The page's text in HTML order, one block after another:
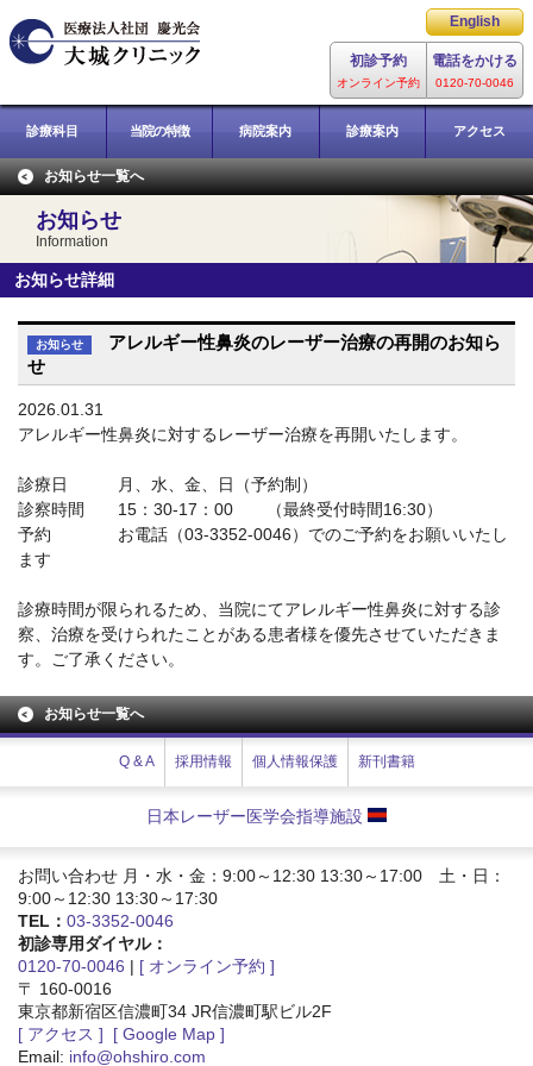
レーザー専門総合病院
大城クリニック
English
初診予約
オンライン予約
電話をかける
0120-70-0046
診療科目 当院の特徴 病院案内 診療案内 アクセス
お知らせ一覧へ
お知らせ
Information
お知らせ詳細
お知らせ
アレルギー性鼻炎のレーザー治療の再開のお知ら
せ
2026.01.31
アレルギー性鼻炎に対するレーザー治療を再開いたします。
診療日 月、水、金、日（予約制）
診察時間 15：30-17：00 （最終受付時間16:30）
予約 お電話（03-3352-0046）でのご予約をお願いいたし
ます
診療時間が限られるため、当院にてアレルギー性鼻炎に対する診
察、治療を受けられたことがある患者様を優先させていただきま
す。ご了承ください。
お知らせ一覧へ
Q & A 採用情報 個人情報保護 新刊書籍
日本レーザー医学会指導施設
お問い合わせ 月・水・金：9:00～12:30 13:30～17:00 土・日：
9:00～12:30 13:30～17:30
TEL： 03-3352-0046
初診専用ダイヤル：
0120-70-0046
[ オンライン予約 ]
〒 160-0016
東京都新宿区信濃町34 JR信濃町駅ビル2F
[ アクセス ]
[ Google Map ]
Email: info@ohshiro.com